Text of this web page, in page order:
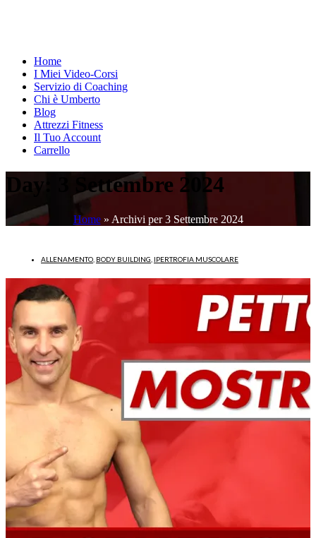
Home
I Miei Video-Corsi
Servizio di Coaching
Chi è Umberto
Blog
Attrezzi Fitness
Il Tuo Account
Carrello
Day: 3 Settembre 2024
Home» Archivi per 3 Settembre 2024
ALLENAMENTO BODY BUILDING IPERTROFIA MUSCOLARE